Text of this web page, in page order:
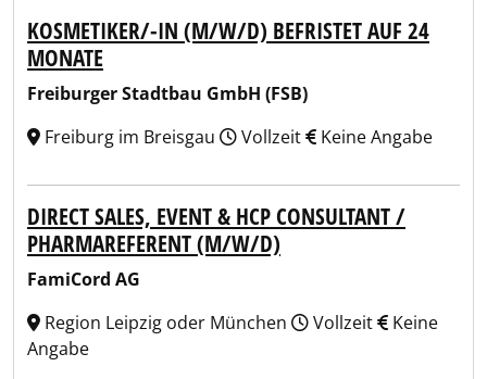
KOSMETIKER/-IN (M/W/D) BEFRISTET AUF 24
MONATE
Freiburger Stadtbau GmbH (FSB)
Freiburg im Breisgau
Vollzeit Keine Angabe
DIRECT SALES, EVENT & HCP CONSULTANT /
PHARMAREFERENT (M/W/D)
FamiCord AG
Region Leipzig oder München
Vollzeit
Keine
Angabe